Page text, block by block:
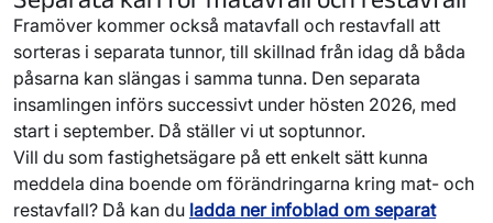
Framöver kommer också matavfall och restavfall att
sorteras i separata tunnor, till skillnad från idag då båda
påsarna kan slängas i samma tunna. Den separata
insamlingen införs successivt under hösten 2026, med
start i september. Då ställer vi ut soptunnor.
Vill du som fastighetsägare på ett enkelt sätt kunna
meddela dina boende om förändringarna kring mat- och
restavfall? Då kan du ladda ner infoblad om separat